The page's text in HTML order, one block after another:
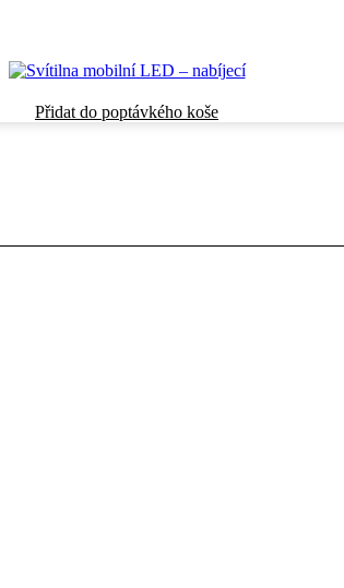
Přidat do poptávkého koše